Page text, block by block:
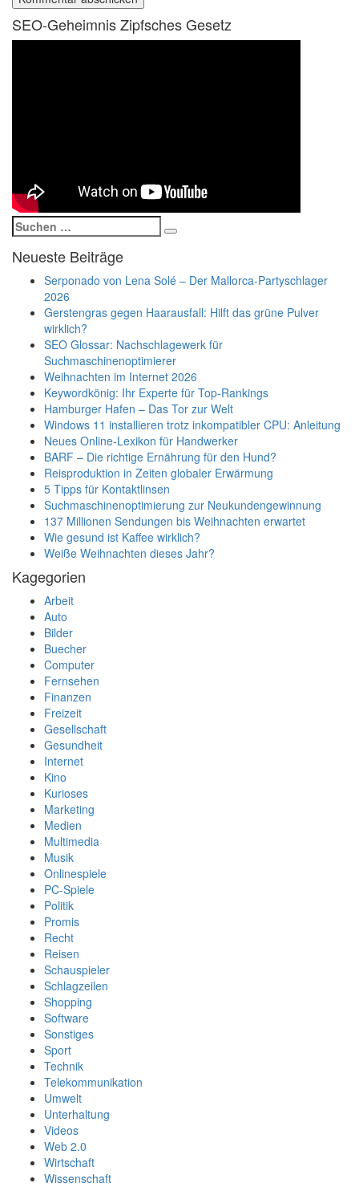
SEO-Geheimnis Zipfsches Gesetz
Suchen
nach:
Suchen
Neueste Beiträge
Serponado von Lena Solé – Der Mallorca-Partyschlager
2026
Gerstengras gegen Haarausfall: Hilft das grüne Pulver
wirklich?
SEO Glossar: Nachschlagewerk für
Suchmaschinenoptimierer
Weihnachten im Internet 2026
Keywordkönig: Ihr Experte für Top-Rankings
Hamburger Hafen – Das Tor zur Welt
Windows 11 installieren trotz inkompatibler CPU: Anleitung
Neues Online-Lexikon für Handwerker
BARF – Die richtige Ernährung für den Hund?
Reisproduktion in Zeiten globaler Erwärmung
5 Tipps für Kontaktlinsen
Suchmaschinenoptimierung zur Neukundengewinnung
137 Millionen Sendungen bis Weihnachten erwartet
Wie gesund ist Kaffee wirklich?
Weiße Weihnachten dieses Jahr?
Kagegorien
Arbeit
Auto
Bilder
Buecher
Computer
Fernsehen
Finanzen
Freizeit
Gesellschaft
Gesundheit
Internet
Kino
Kurioses
Marketing
Medien
Multimedia
Musik
Onlinespiele
PC-Spiele
Politik
Promis
Recht
Reisen
Schauspieler
Schlagzeilen
Shopping
Software
Sonstiges
Sport
Technik
Telekommunikation
Umwelt
Unterhaltung
Videos
Web 2.0
Wirtschaft
Wissenschaft